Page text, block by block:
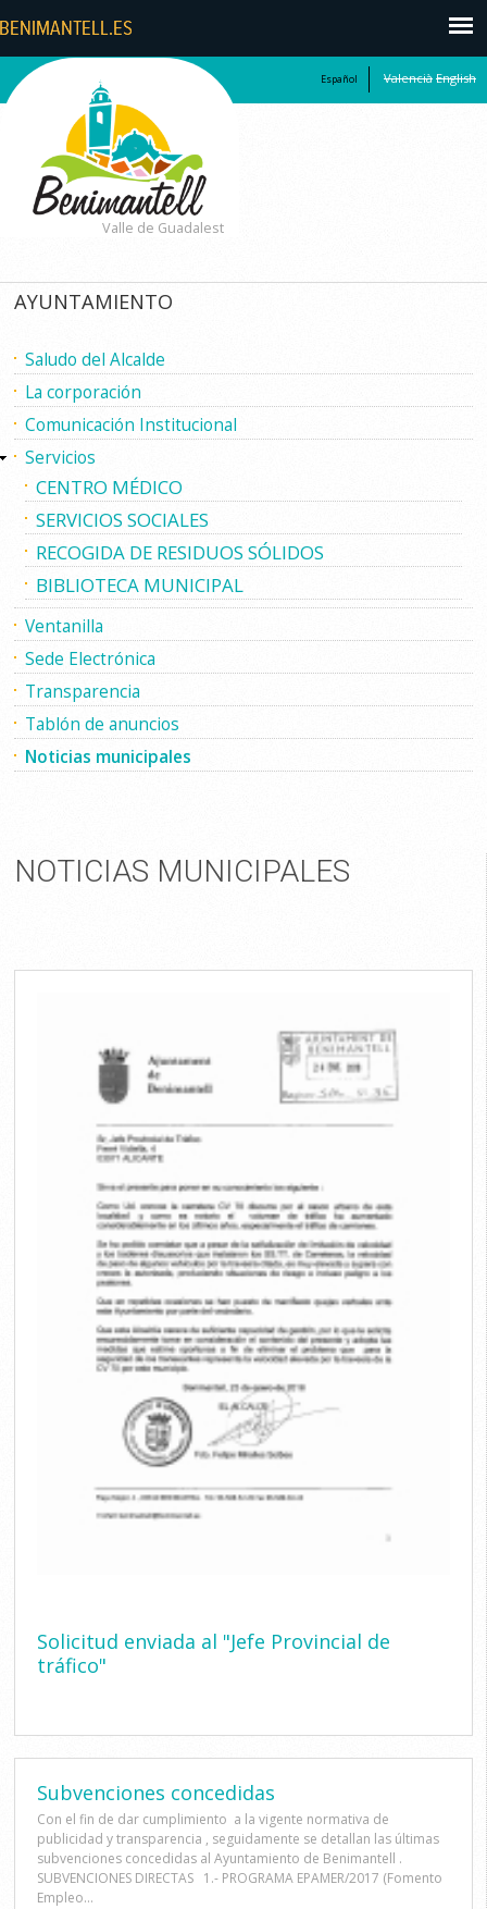
Español Valencià English
Valle de Guadalest
AYUNTAMIENTO
Saludo del Alcalde
La corporación
Comunicación Institucional
Servicios
CENTRO MÉDICO
SERVICIOS SOCIALES
RECOGIDA DE RESIDUOS SÓLIDOS
BIBLIOTECA MUNICIPAL
Ventanilla
Sede Electrónica
Transparencia
Tablón de anuncios
Noticias municipales
NOTICIAS MUNICIPALES
Solicitud enviada al "Jefe Provincial de
tráfico"
Subvenciones concedidas
Con el fin de dar cumplimiento a la vigente normativa de
publicidad y transparencia , seguidamente se detallan las últimas
subvenciones concedidas al Ayuntamiento de Benimantell .
SUBVENCIONES DIRECTAS 1.- PROGRAMA EPAMER/2017 (Fomento
Empleo...